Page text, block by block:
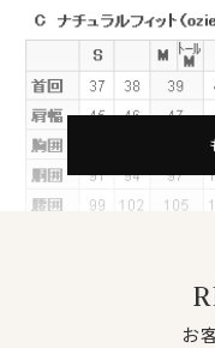
●スーピマ綿とは？
繊維の長さが通常より
28.6mm以上の原綿）
その中の1種類がアメ
す。
今回はこのスーピマ
た。
お